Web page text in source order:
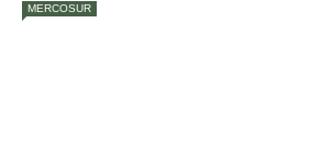
MERCOSUR